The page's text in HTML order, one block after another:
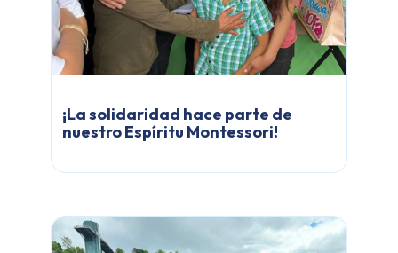
¡La solidaridad hace parte de
nuestro Espíritu Montessori!